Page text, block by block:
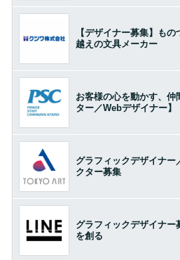
【デザイナー募集】も
越えの文具メーカー
お客様の心を動かす、仲
ター／Webデザイナー】
グラフィックデザイナー
クター募集
グラフィックデザイナー
を創る